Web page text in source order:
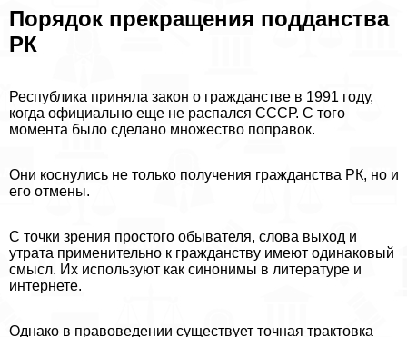
Порядок прекращения подданства
РК
Республика приняла закон о гражданстве в 1991 году,
когда официально еще не распался СССР. С того
момента было сделано множество поправок.
Они коснулись не только получения гражданства РК, но и
его отмены.
С точки зрения простого обывателя, слова выход и
утрата применительно к гражданству имеют одинаковый
смысл. Их используют как синонимы в литературе и
интернете.
Однако в правоведении существует точная тpaктовка